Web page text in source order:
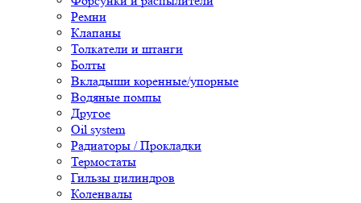
Ремни
Клапаны
Толкатели и штанги
Болты
Вкладыши коренные/упорные
Водяные помпы
Другое
Oil system
Радиаторы / Прокладки
Термостаты
Гильзы цилиндров
Коленвалы